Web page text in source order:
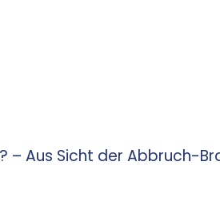
– Aus Sicht der Abbruch-